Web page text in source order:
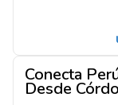
Conecta
Desde